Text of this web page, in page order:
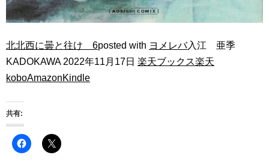
北北西に曇と往け 6posted with ヨメレバ入江 亜季
KADOKAWA 2022年11月17日 楽天ブックス楽天
koboAmazonKindle
共有: